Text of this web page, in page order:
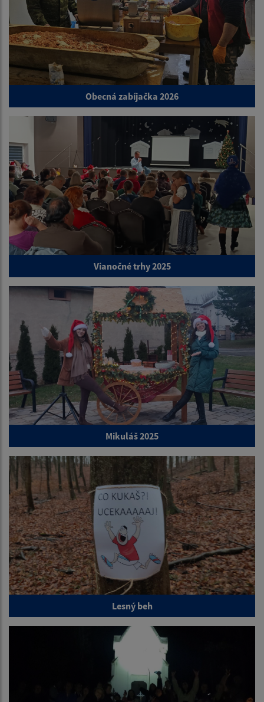
Obecná zabíjačka 2026
Vianočné trhy 2025
Mikuláš 2025
Lesný beh